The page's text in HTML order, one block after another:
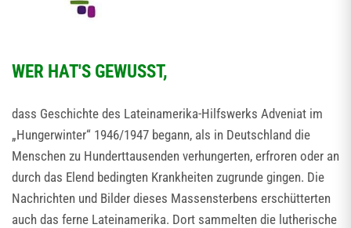
WER HAT'S GEWUSST,
dass Geschichte des Lateinamerika-Hilfswerks Adveniat im
„Hungerwinter“ 1946/1947 begann, als in Deutschland die
Menschen zu Hunderttausenden verhungerten, erfroren oder an
durch das Elend bedingten Krankheiten zugrunde gingen. Die
Nachrichten und Bilder dieses Massensterbens erschütterten
auch das ferne Lateinamerika. Dort sammelten die lutherische